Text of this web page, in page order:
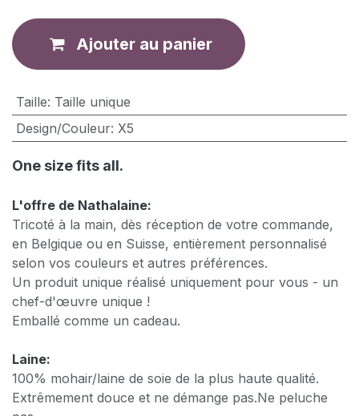
Ajouter au panier
Taille: Taille unique
Design/Couleur: X5
One size fits all.
L'offre de Nathalaine:
Tricoté à la main, dès réception de votre commande,
en Belgique ou en Suisse, entièrement personnalisé
selon vos couleurs et autres préférences.
Un produit unique réalisé uniquement pour vous - un
chef-d'œuvre unique !
Emballé comme un cadeau.
Laine:
100% mohair/laine de soie de la plus haute qualité.
Extrêmement douce et ne démange pas.Ne peluche